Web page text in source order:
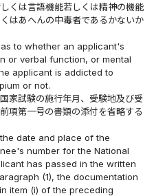
くは言語機能若しくは精神の機能
はあへんの中毒者であるかないか
to whether an applicant's
or verbal function, or mental
applicant is addicted to
or not.
家試験の施行年月、受験地及び受
項第一号の書類の添付を省略する
date and place of the
number for the National
has passed in the written
(1), the documentation
item (i) of the preceding